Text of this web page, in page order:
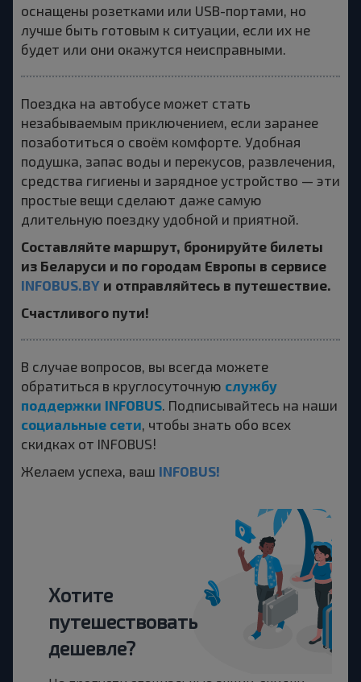
оснащены розетками или USB-портами, но
лучше быть готовым к ситуации, если их не
будет или они окажутся неисправными.
Поездка на автобусе может стать
незабываемым приключением, если заранее
позаботиться о своём комфорте. Удобная
подушка, запас воды и перекусов, развлечения,
средства гигиены и зарядное устройство — эти
простые вещи сделают даже самую
длительную поездку удобной и приятной.
Составляйте маршрут, бронируйте билеты
из Беларуси и по городам Европы в сервисе
INFOBUS.BY и отправляйтесь в путешествие.
Счастливого пути!
В случае вопросов, вы всегда можете
обратиться в круглосуточную службу
поддержки INFOBUS . Подписывайтесь на наши
социальные сети , чтобы знать обо всех
скидках от INFOBUS!
Желаем успеха, ваш INFOBUS!
Хотите
путешествовать
дешевле?